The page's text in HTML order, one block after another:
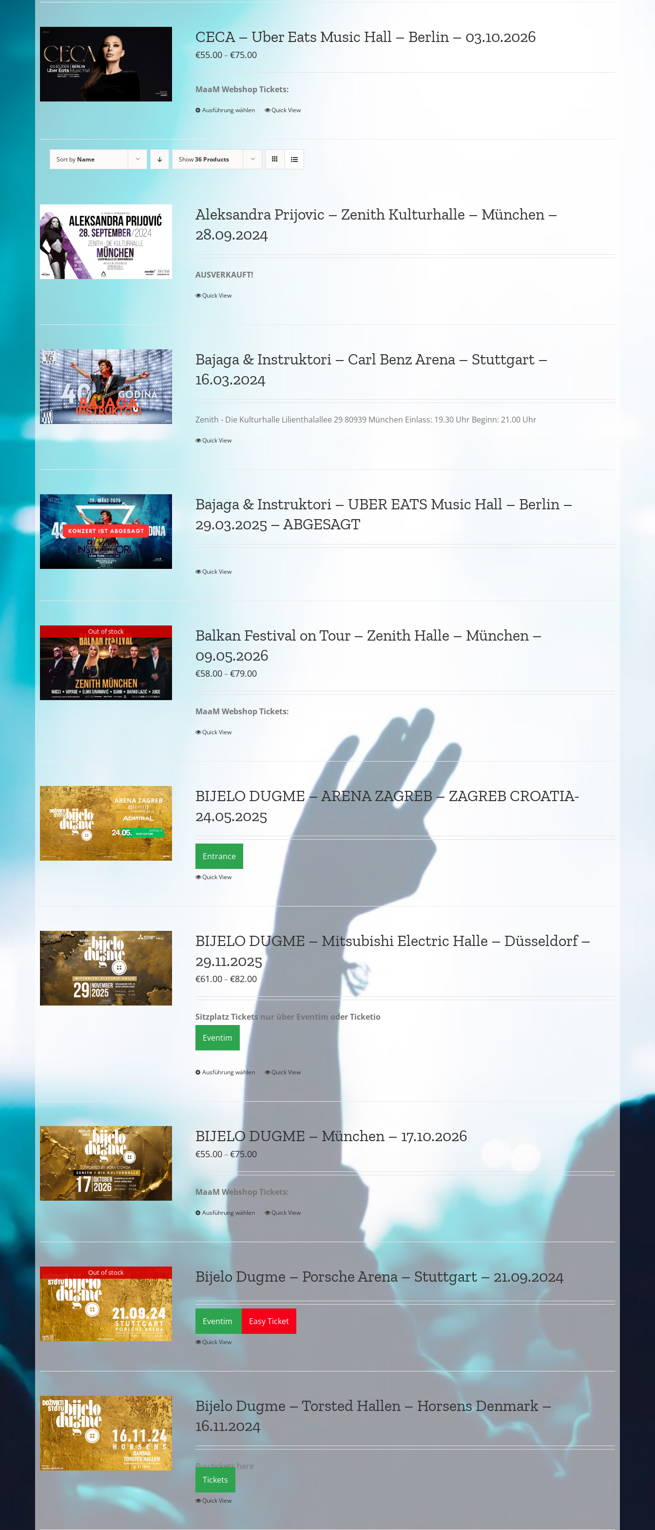
CECA – Uber Eats Music Hall – Berlin – 03.10.2026
€55.00 –€75.00Preisspanne:
€75.00
MaaM Webshop Tickets:
Ausführung wählen Quick View
Sort by Name Show36 Products
Aleksandra Prijovic – Zenith Kulturhalle – München –
28.09.2024
AUSVERKAUFT!
Quick View
Bajaga & Instruktori – Carl Benz Arena – Stuttgart –
16.03.2024
Zenith - Die Kulturhalle Lilienthalallee 29 80939 München Einlass: 19.30 Uhr Beginn: 21.00 Uhr
Quick View
Bajaga & Instruktori – UBER EATS Music Hall – Berlin –
29.03.2025 – ABGESAGT
Quick View
Out of stock
Balkan Festival on Tour – Zenith Halle – München –
09.05.2026
€58.00 –€79.00Preisspanne:
€79.00
MaaM Webshop Tickets:
Quick View
BIJELO DUGME – ARENA ZAGREB – ZAGREB CROATIA-
24.05.2025
Entrance
Quick View
BIJELO DUGME – Mitsubishi Electric Halle – Düsseldorf –
29.11.2025
€61.00 –€82.00Preisspanne:
€61.00
bis
€82.00
Sitzplatz Tickets nur über Eventim oder Ticketio
Eventim
Ausführung wählen Quick View
BIJELO DUGME – München – 17.10.2026
€55.00 –€75.00Preisspanne:
€75.00
MaaM Webshop Tickets:
Ausführung wählen Quick View
Out of stock Bijelo Dugme – Porsche Arena – Stuttgart – 21.09.2024
Eventim Easy Ticket
Quick View
Bijelo Dugme – Torsted Hallen – Horsens Denmark –
16.11.2024
Buy tickets here
Tickets
Quick View